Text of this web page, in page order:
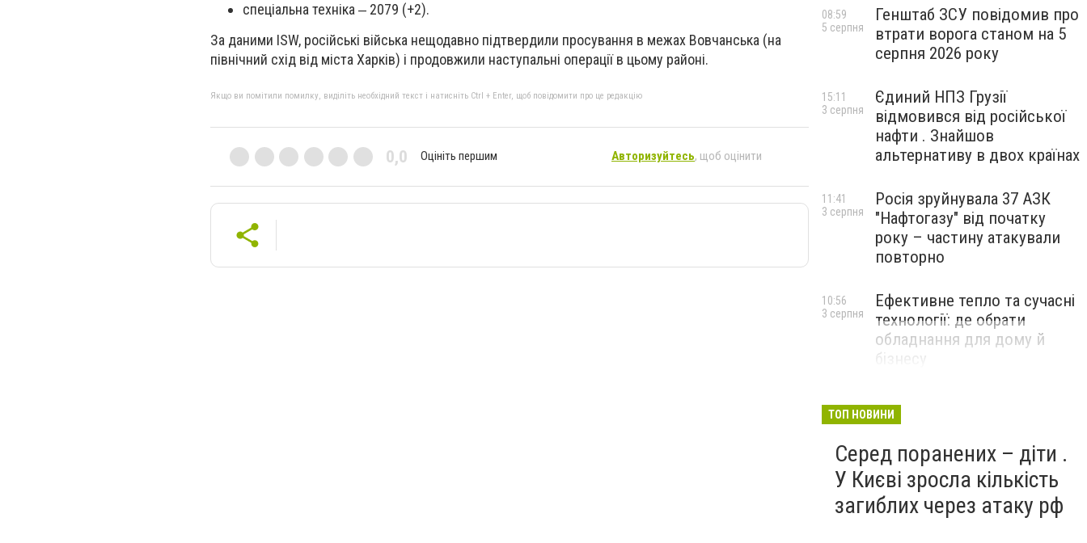
спеціальна техніка ‒ 2079 (+2).
За даними ISW, російські війська нещодавно підтвердили просування в межах Вовчанська (на
північний схід від міста Харків) і продовжили наступальні операції в цьому районі.
Якщо ви помітили помилку, виділіть необхідний текст і натисніть Ctrl + Enter, щоб повідомити про це редакцію
0,0 Оцініть першим Авторизуйтесь, щоб оцінити
Генштаб ЗСУ повідомив про
втрати ворога станом на 5
серпня 2026 року
08:59
5 серпня
Єдиний НПЗ Грузії
відмовився від російської
нафти . Знайшов
альтернативу в двох країнах
15:11
3 серпня
Росія зруйнувала 37 АЗК
"Нафтогазу" від початку
року – частину атакували
повторно
11:41
3 серпня
Ефективне тепло та сучасні
технології: де обрати
обладнання для дому й
бізнесу
10:56
3 серпня
ТОП НОВИНИ
Серед поранених – діти .
У Києві зросла кількість
загиблих через атаку рф